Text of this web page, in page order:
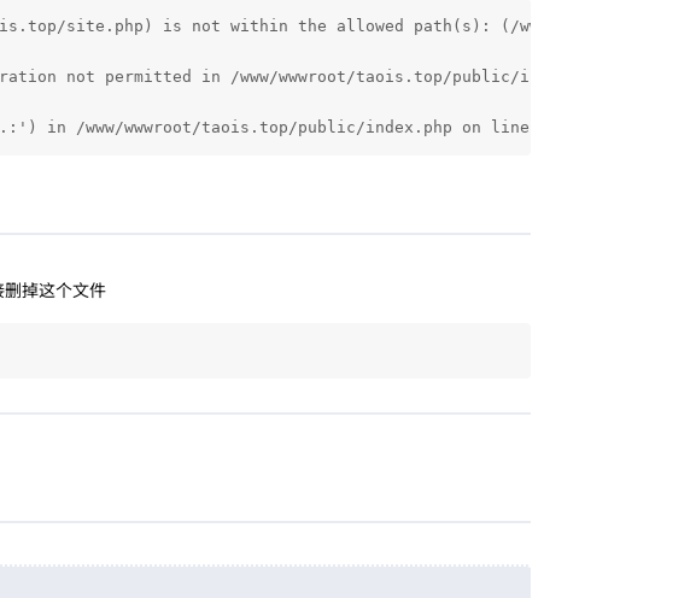
site.php) is not within the allowed path(s): (/www/wwwroot/
not permitted in /www/wwwroot/taois.top/public/index.php on line
/www/wwwroot/taois.top/public/index.php on line 10
掉这个文件